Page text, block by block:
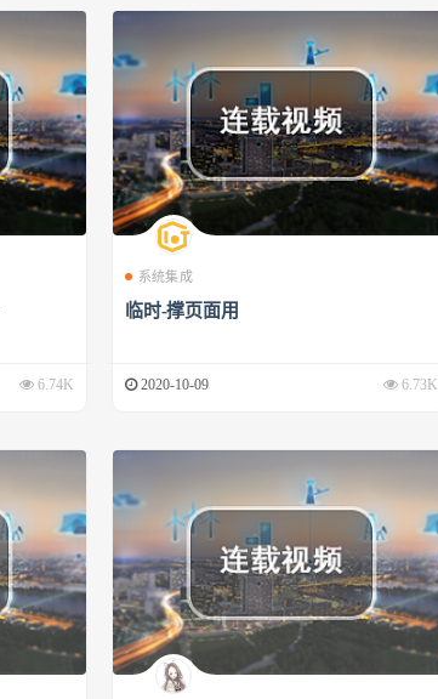
6.74K
系统集成
临时-撑页面用
2020-10-09 6.73K